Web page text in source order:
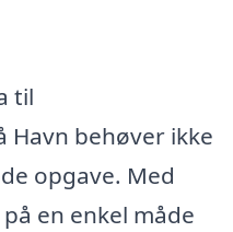
til
behøver ikke
opgave. Med
en enkel måde